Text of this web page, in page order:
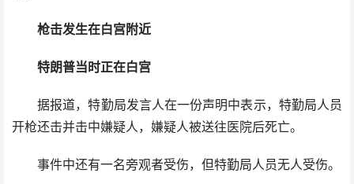
枪击发生在白宫附近
特朗普当时正在白宫
据报道，特勤局发言人在一份声明中表示，特勤局人员
开枪还击并击中嫌疑人，嫌疑人被送往医院后死亡。
事件中还有一名旁观者受伤，但特勤局人员无人受伤。